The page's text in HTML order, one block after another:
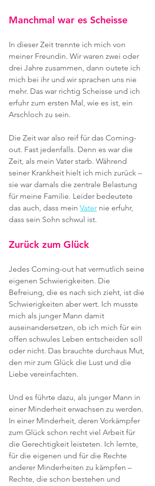
Manchmal war es Scheisse
In dieser Zeit trennte ich mich von
meiner Freundin. Wir waren zwei oder
drei Jahre zusammen, dann outete ich
mich bei ihr und wir sprachen uns nie
mehr. Das war richtig Scheisse und ich
erfuhr zum ersten Mal, wie es ist, ein
Arschloch zu sein.
Die Zeit war also reif für das Coming-
out. Fast jedenfalls. Denn es war die
Zeit, als mein Vater starb. Während
seiner Krankheit hielt ich mich zurück –
sie war damals die zentrale Belastung
für meine Familie. Leider bedeutete
das auch, dass mein Vater nie erfuhr,
dass sein Sohn schwul ist.
Zurück zum Glück
Jedes Coming-out hat vermutlich seine
eigenen Schwierigkeiten. Die
Befreiung, die es nach sich zieht, ist die
Schwierigkeiten aber wert. Ich musste
mich als junger Mann damit
auseinandersetzen, ob ich mich für ein
offen schwules Leben entscheiden soll
oder nicht. Das brauchte durchaus Mut,
den mir zum Glück die Lust und die
Liebe vereinfachten.
Und es führte dazu, als junger Mann in
einer Minderheit erwachsen zu werden.
In einer Minderheit, deren Vorkämpfer
zum Glück schon recht viel Arbeit für
die Gerechtigkeit leisteten. Ich lernte,
für die eigenen und für die Rechte
anderer Minderheiten zu kämpfen –
Rechte, die schon bestehen und